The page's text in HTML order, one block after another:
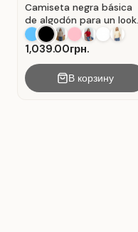
Camiseta negra básica
de algodón para un look
casual . Negro.
1,039.00грн.
В корзину